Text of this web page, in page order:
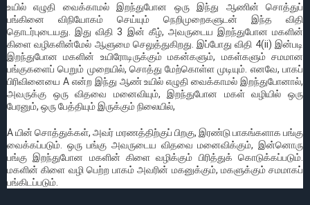
உயில் எழுதி வைக்காமல் இறந்துபோன ஒரு இந்து ஆணின் சொத்துப்
பங்கினை விநியோகம் செய்யும் நெறிமுறைகளுடன் இந்த விதி
தொடர்புடையது. இது விதி 3 இன் கீழ், அவருடைய இறந்துபோன மகளின்
கிளை வழிகளின்மேல் ஆளுமை செலுத்துகிறது. இப்போது விதி 4(ii) இன்படி
இறந்துபோன மகளின் உயிரோடிருக்கும் மகன்களும், மகள்களும் சமமான
பங்குகளைப் பெறும் முறையில், சொத்து மேற்கொள்ள முடியும். எனவே, பாகப்
பிரிவினையை A என்ற இந்து ஆண் உயில் எழுதி வைக்காமல் இறந்துபோனால்,
அவருக்கு ஒரு விதவை மனைவியும், இறந்துபோன மகள் வழியில் ஒரு
பேரனும், ஒரு பேத்தியும் இருக்கும் நிலையில்,
A யின் சொத்துக்கள், அவர் மரணத்திற்குப் பிறகு, இரண்டு பாகங்களாக பங்கு
வைக்கப்படும். ஒரு பங்கு அவருடைய விதவை மனைவிக்கும், இன்னொரு
பங்கு இறந்துபோன மகளின் கிளை வழிக்கும் பிரித்துக் கொடுக்கப்படும்.
மகளின் கிளை வழி பெற்ற பாகம் அவரின் மகனுக்கும், மகளுக்கும் சமமாகப்
பங்கிடப்படும்.